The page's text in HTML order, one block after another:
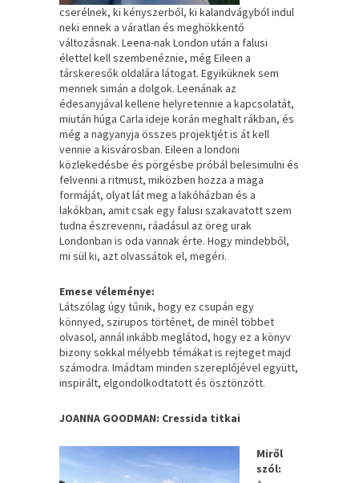
cserélnek, ki kényszerből, ki kalandvágyból indul
neki ennek a váratlan és meghökkentő
változásnak. Leena-nak London után a falusi
élettel kell szembenéznie, még Eileen a
társkeresők oldalára látogat. Egyiküknek sem
mennek simán a dolgok. Leenának az
édesanyjával kellene helyretennie a kapcsolatát,
miután húga Carla ideje korán meghalt rákban, és
még a nagyanyja összes projektjét is át kell
vennie a kisvárosban. Eileen a londoni
közlekedésbe és pörgésbe próbál belesimulni és
felvenni a ritmust, miközben hozza a maga
formáját, olyat lát meg a lakóházban és a
lakókban, amit csak egy falusi szakavatott szem
tudna észrevenni, ráadásul az öreg urak
Londonban is oda vannak érte. Hogy mindebből,
mi sül ki, azt olvassátok el, megéri.
Emese véleménye:
Látszólag úgy tűnik, hogy ez csupán egy
könnyed, szirupos történet, de minél többet
olvasol, annál inkább meglátod, hogy ez a könyv
bizony sokkal mélyebb témákat is rejteget majd
számodra. Imádtam minden szereplőjével együtt,
inspirált, elgondolkodtatott és ösztönzött.
JOANNA GOODMAN: Cressida ​titkai
Miről
szól: